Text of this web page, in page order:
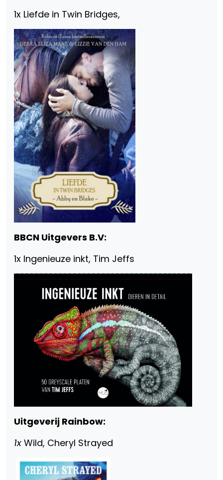
1x Liefde in Twin Bridges,
BBCN Uitgevers B.V:
1x Ingenieuze inkt, Tim Jeffs
Uitgeverij Rainbow:
1x Wild, Cheryl Strayed